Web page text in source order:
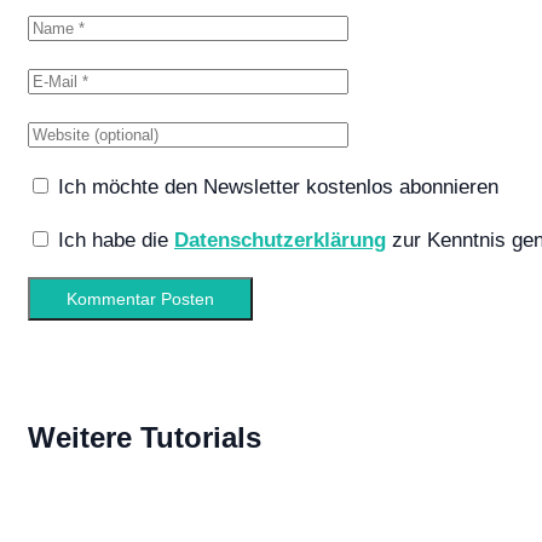
Ich möchte den Newsletter kostenlos abonnieren
Ich habe die Datenschutzerklärung zur Kenntnis
Weitere Tutorials